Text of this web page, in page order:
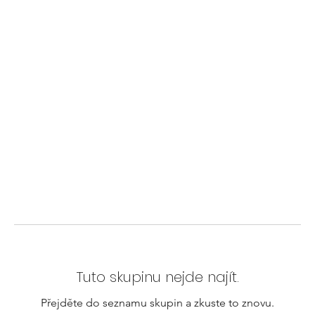
Tuto skupinu nejde najít.
Přejděte do seznamu skupin a zkuste to znovu.